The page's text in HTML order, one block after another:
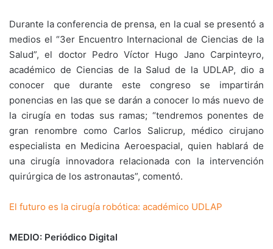
Durante la conferencia de prensa, en la cual se presentó a
medios el “3er Encuentro Internacional de Ciencias de la
Salud”, el doctor Pedro Víctor Hugo Jano Carpinteyro,
académico de Ciencias de la Salud de la UDLAP, dio a
conocer que durante este congreso se impartirán
ponencias en las que se darán a conocer lo más nuevo de
la cirugía en todas sus ramas; “tendremos ponentes de
gran renombre como Carlos Salicrup, médico cirujano
especialista en Medicina Aeroespacial, quien hablará de
una cirugía innovadora relacionada con la intervención
quirúrgica de los astronautas”, comentó.
El futuro es la cirugía robótica: académico UDLAP
MEDIO: Periódico Digital